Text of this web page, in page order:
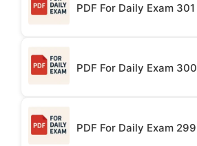
PDF For Daily Exam 301
PDF For Daily Exam 300
PDF For Daily Exam 299